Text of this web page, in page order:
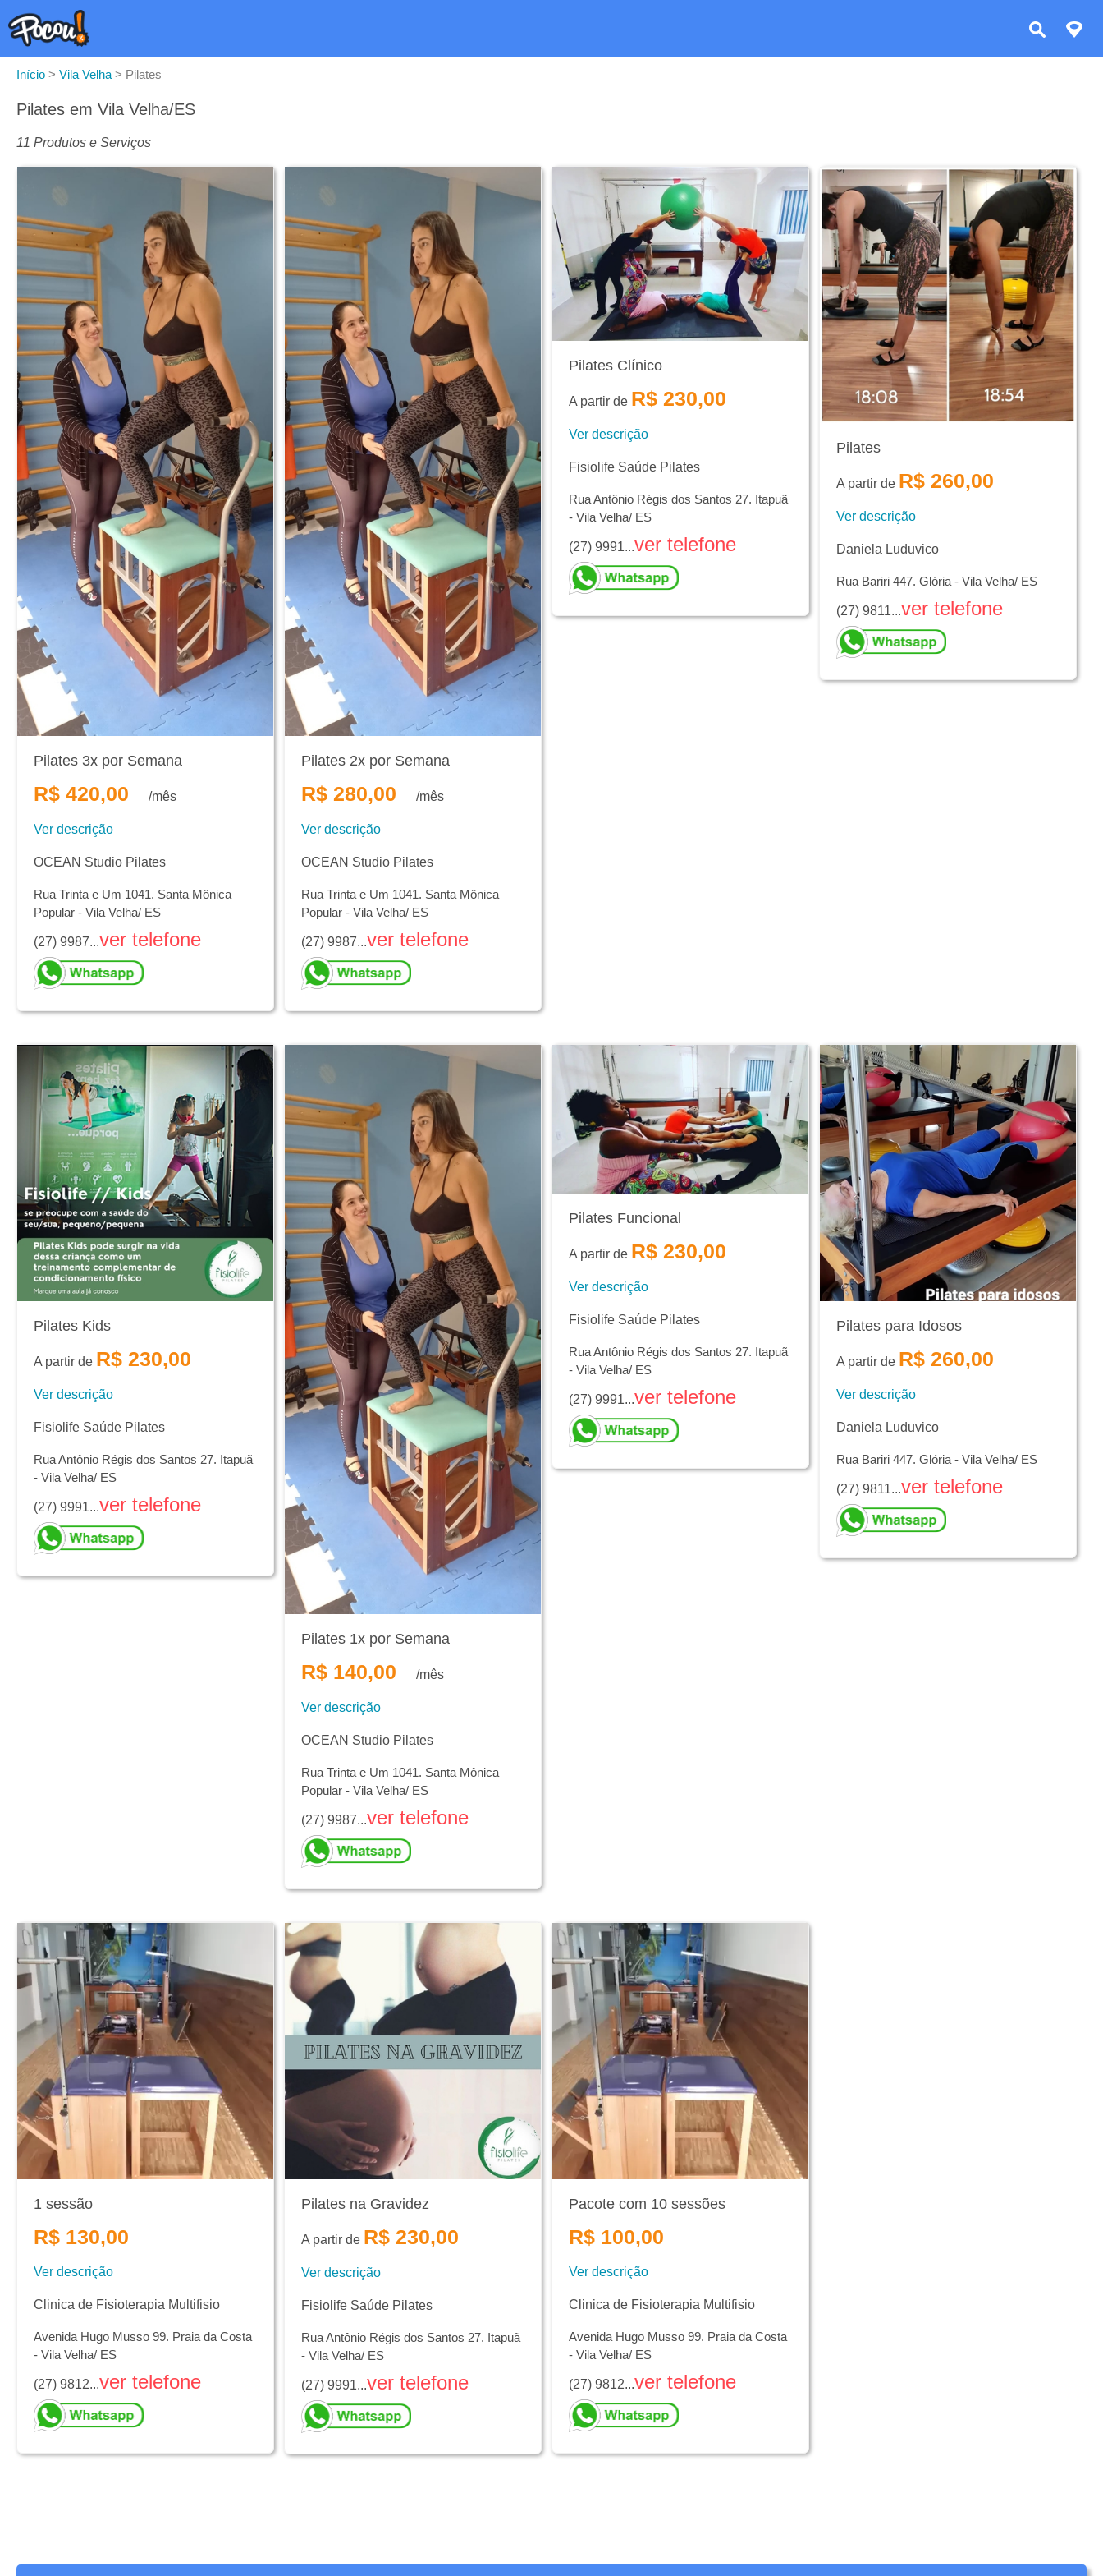
Início > Vila Velha > Pilates
Pilates em Vila Velha/ES
11 Produtos e Serviços
Pilates 3x por Semana
R$ 420,00 /mês
Ver descrição
OCEAN Studio Pilates
Rua Trinta e Um 1041. Santa Mônica
Popular - Vila Velha/ ES
(27) 9987...ver telefone
Pilates 2x por Semana
R$ 280,00 /mês
Ver descrição
OCEAN Studio Pilates
Rua Trinta e Um 1041. Santa Mônica
Popular - Vila Velha/ ES
(27) 9987...ver telefone
Pilates Clínico
A partir de R$ 230,00
Ver descrição
Fisiolife Saúde Pilates
Rua Antônio Régis dos Santos 27. Itapuã
- Vila Velha/ ES
(27) 9991...ver telefone
Pilates
A partir de R$ 260,00
Ver descrição
Daniela Luduvico
Rua Bariri 447. Glória - Vila Velha/ ES
(27) 9811...ver telefone
Pilates Kids
A partir de R$ 230,00
Ver descrição
Fisiolife Saúde Pilates
Rua Antônio Régis dos Santos 27. Itapuã
- Vila Velha/ ES
(27) 9991...ver telefone
Pilates 1x por Semana
R$ 140,00 /mês
Ver descrição
OCEAN Studio Pilates
Rua Trinta e Um 1041. Santa Mônica
Popular - Vila Velha/ ES
(27) 9987...ver telefone
Pilates Funcional
A partir de R$ 230,00
Ver descrição
Fisiolife Saúde Pilates
Rua Antônio Régis dos Santos 27. Itapuã
- Vila Velha/ ES
(27) 9991...ver telefone
Pilates para Idosos
A partir de R$ 260,00
Ver descrição
Daniela Luduvico
Rua Bariri 447. Glória - Vila Velha/ ES
(27) 9811...ver telefone
1 sessão
R$ 130,00
Ver descrição
Clinica de Fisioterapia Multifisio
Avenida Hugo Musso 99. Praia da Costa
- Vila Velha/ ES
(27) 9812...ver telefone
Pilates na Gravidez
A partir de R$ 230,00
Ver descrição
Fisiolife Saúde Pilates
Rua Antônio Régis dos Santos 27. Itapuã
- Vila Velha/ ES
(27) 9991...ver telefone
Pacote com 10 sessões
R$ 100,00
Ver descrição
Clinica de Fisioterapia Multifisio
Avenida Hugo Musso 99. Praia da Costa
- Vila Velha/ ES
(27) 9812...ver telefone